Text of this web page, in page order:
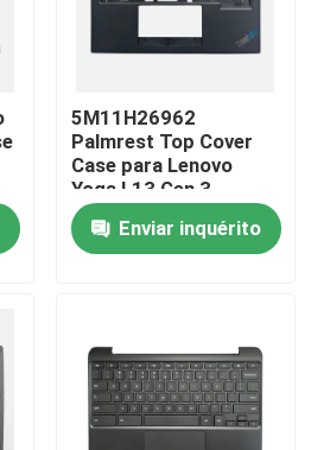
LCD de Lenovo
LCD de Dell
5M11H26962
Palmrest Top Cover
Case para Lenovo
Yoga L13 Gen 3
Enviar inquérito